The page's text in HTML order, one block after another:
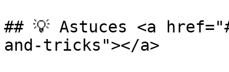
## 💡 Astuces <a
and-tricks"></a>